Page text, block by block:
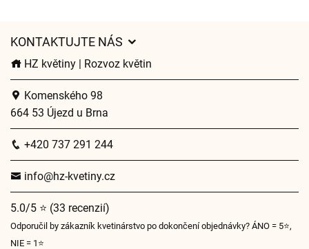
KONTAKTUJTE NÁS
HZ květiny | Rozvoz květin
Komenského 98
664 53 Újezd u Brna
+420 737 291 244
info@hz-kvetiny.cz
5.0/5 ⭐ (33 recenzií)
Odporučil by zákazník kvetinárstvo po dokončení objednávky? ÁNO = 5⭐,
NIE = 1⭐